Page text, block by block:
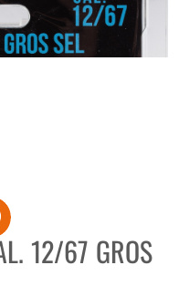
12/67 GROS